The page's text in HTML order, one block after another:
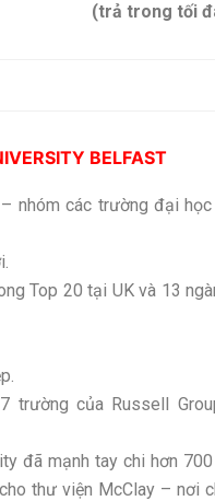
(trả trong tối
BELFAST
nhóm các trường đại
Top 20 tại UK và 13
trường của Russell
đã mạnh tay chi hơn
thư viện McClay – nơi